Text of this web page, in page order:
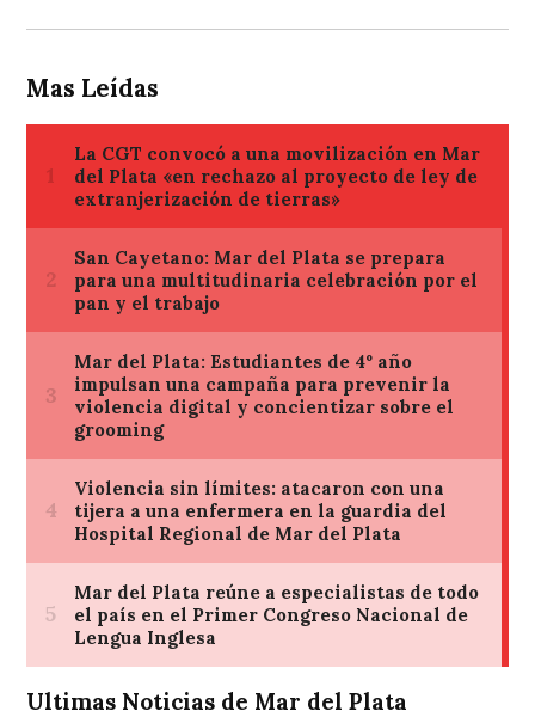
Mas Leídas
Ultimas Noticias de Mar del Plata